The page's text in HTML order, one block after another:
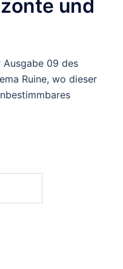
und
Ausgabe 09 des
Ruine, wo dieser